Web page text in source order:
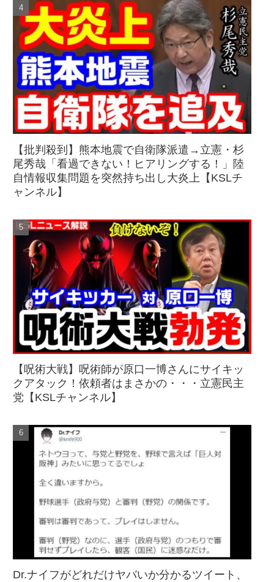
【批判殺到】熊本地震で自衛隊派遣→立憲・杉
尾秀哉「看過できない！ヒアリングする！」陸
自情報収集問題を突然持ち出し大炎上【KSLチ
ャンネル】
【呪術大戦】呪術師が原口一博さんにサイキッ
クアタック！依頼者はまさかの・・・立憲民主
党【KSLチャンネル】
Dr.ナイフがどれだけヤバいか分かるツイート、